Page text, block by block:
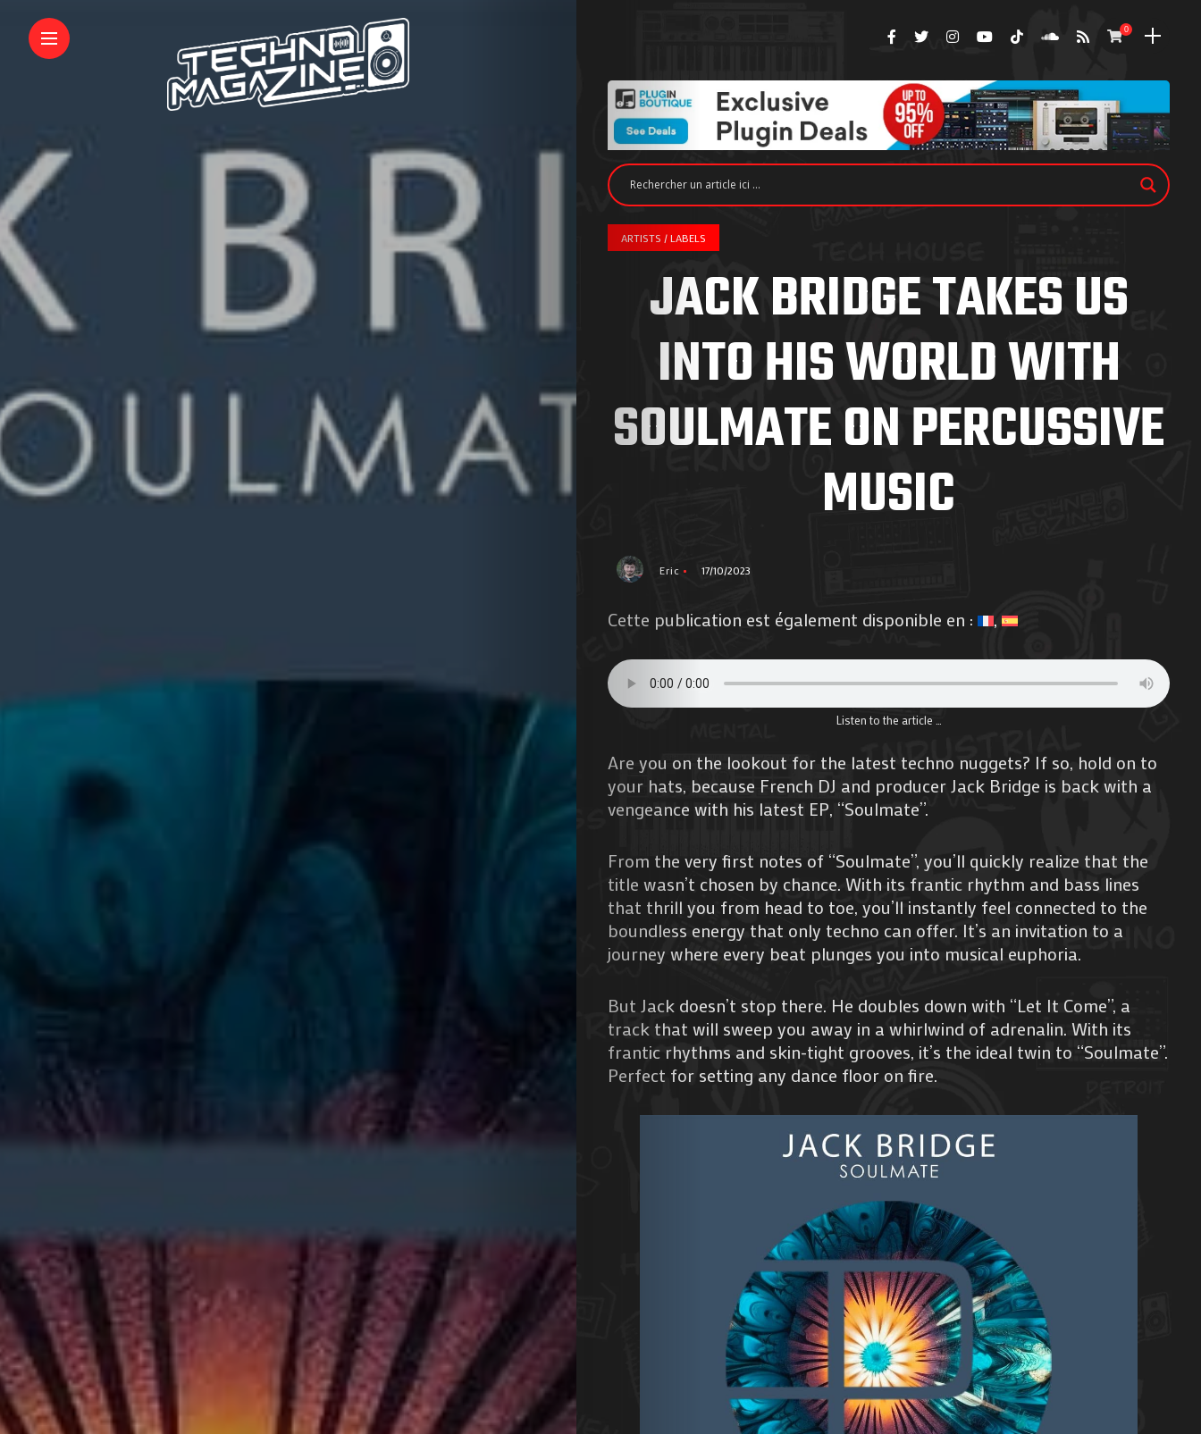
0
ARTISTS / LABELS
JACK BRIDGE TAKES US
INTO HIS WORLD WITH
SOULMATE ON PERCUSSIVE
MUSIC
Eric 17/10/2023
Cette publication est également disponible en :
Listen to the article …
Are you on the lookout for the latest techno nuggets? If so, hold on to
your hats, because French DJ and producer Jack Bridge is back with a
vengeance with his latest EP, “Soulmate”.
From the very first notes of “Soulmate”, you’ll quickly realize that the
title wasn’t chosen by chance. With its frantic rhythm and bass lines
that thrill you from head to toe, you’ll instantly feel connected to the
boundless energy that only techno can offer. It’s an invitation to a
journey where every beat plunges you into musical euphoria.
But Jack doesn’t stop there. He doubles down with “Let It Come”, a
track that will sweep you away in a whirlwind of adrenalin. With its
frantic rhythms and skin-tight grooves, it’s the ideal twin to “Soulmate”.
Perfect for setting any dance floor on fire.